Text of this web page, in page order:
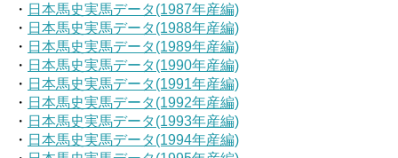
・ 日本馬史実馬データ(1987年産編)
・ 日本馬史実馬データ(1988年産編)
・ 日本馬史実馬データ(1989年産編)
・ 日本馬史実馬データ(1990年産編)
・ 日本馬史実馬データ(1991年産編)
・ 日本馬史実馬データ(1992年産編)
・ 日本馬史実馬データ(1993年産編)
・ 日本馬史実馬データ(1994年産編)